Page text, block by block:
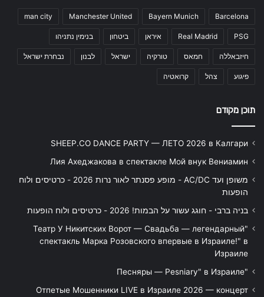
Barcelona
Bayern Munich
Manchester United
man city
PSG
Real Madrid איראן ביטחון בנימין נתניהו
חיזבאללה חמאס טורקיה ישראל לבנון נבחרת ישראל
פיגוע צהל קרואטיה
תוכן מקודם
SHEEP.CO DANCE PARTY — ЛЕТО 2026 в Калгари
Лия Ахеджакова в спектакле Мой внук Вениамин
משופן ועד AC/DC - מופע פסנתר לאור נרות 2026 - כרטיסים ולוח
הופעות
בניה ברבי - חוגג עשור על הבמות! 2026 - כרטיסים ולוח הופעות
"Театр У Никитских Ворот — Свадьба — легендарный
спектакль Марка Розовского впервые в Израиле!" в
Израиле
"Песняры — Pesniary" в Израиле
Отпетые Мошенники LIVE в Израиле 2026 — концерт